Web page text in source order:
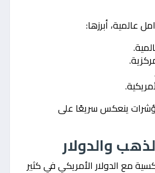
عالمية، أبرزها:
ينعكس سريعًا على
والدولار
مع الدولار الأمريكي في كثير